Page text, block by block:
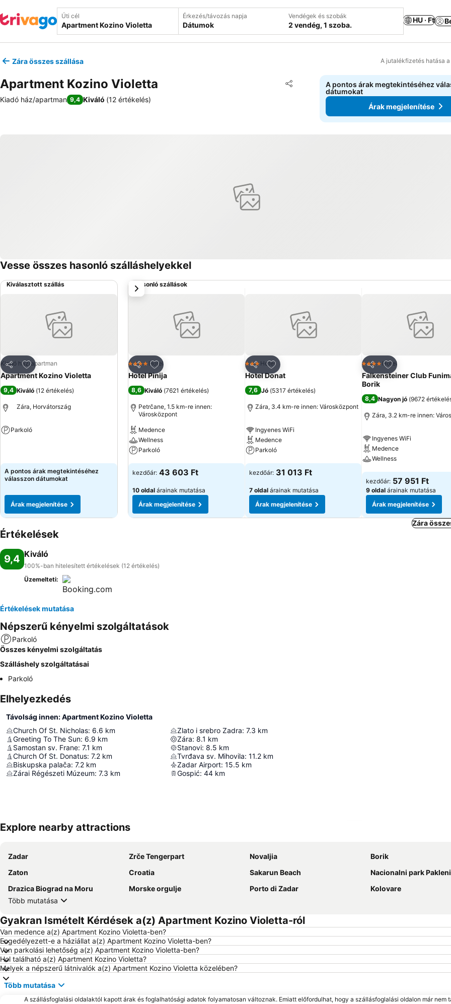
Úti cél Érkezés/távozás napja
Dátumok
Vendégek és szobák
2 vendég, 1 szoba.
HU · Ft
Zára összes szállása A jutalékfizetés hatása
Apartment Kozino Violetta Megosztás
Hozzáadás a kedvencekhez
Kiadó ház/apartman 9,4 Kiváló (12 értékelés)
A pontos árak megtekintéséhez
dátumokat
Árak megjelenítése
Vesse összes hasonló szálláshelyekkel
Kiválasztott szállás
Megosztás
Hozzáadás a kedvencekhez
Kiadó ház/apartman
Apartment Kozino Violetta
9,4 Kiváló (12 értékelés)
Zára, Horvátország
Parkoló
A pontos árak megtekintéséhez
válasszon dátumokat
Árak megjelenítése
Hasonló szállások
Megosztás
Hozzáadás a kedvencekhez
4 Kategória
Hotel
Hotel Pinija
8,6 Kiváló (7621 értékelés)
Petrčane, 1.5 km-re innen:
Városközpont
Medence
Wellness
Parkoló
Árak megjelenítése
kezdőár: 43 603 Ft
10 oldal árainak mutatása
Árak megjelenítése
Megosztás
Hozzáadás a kedvencekhez
3 Kategória
Hotel
Hotel Donat
7,6 Jó (5317 értékelés)
Zára, 3.4 km-re innen: Városközpont
Ingyenes WiFi
Medence
Parkoló
Árak megjelenítése
kezdőár: 31 013 Ft
7 oldal árainak mutatása
Árak megjelenítése
Megosztás
Hozzáadás a
4 Kategória
Hotel
Falkensteiner Club
Borik
8,4 Nagyon jó (9672
Zára, 3.2 km-re innen:
Ingyenes WiFi
Medence
Wellness
Árak megjelenítése
kezdőár: 57 951 Ft
9 oldal árainak mutatása
Árak megjelenítése
következő
Zára
Értékelések
9,4 Kiváló
100%-ban hitelesített értékelések (12 értékelés)
Üzemelteti:
Értékelések mutatása
Népszerű kényelmi szolgáltatások
Parkoló
Összes kényelmi szolgáltatás
Szálláshely szolgáltatásai
Parkoló
Elhelyezkedés
Távolság innen: Apartment Kozino Violetta
Church Of St. Nicholas: 6.6 km
Greeting To The Sun: 6.9 km
Samostan sv. Frane: 7.1 km
Church Of St. Donatus: 7.2 km
Biskupska palača: 7.2 km
Zárai Régészeti Múzeum: 7.3 km
Zlato i srebro Zadra: 7.3 km
Zára: 8.1 km
Stanovi: 8.5 km
Tvrđava sv. Mihovila: 11.2 km
Zadar Airport: 15.5 km
Gospić: 44 km
Explore nearby attractions
Zadar Zrče Tengerpart Novaljia
Borik
Zaton
Croatia Sakarun Beach
Nacionalni park
Drazica Biograd na Moru
Morske orgulje Porto di Zadar
Kolovare
Több mutatása
Gyakran Ismételt Kérdések a(z) Apartment Kozino Violetta-ról
Van medence a(z) Apartment Kozino Violetta-ben?
Engedélyezett-e a háziállat a(z) Apartment Kozino Violetta-ben?
Van parkolási lehetőség a(z) Apartment Kozino Violetta-ben?
Hol található a(z) Apartment Kozino Violetta?
Melyek a népszerű látnivalók a(z) Apartment Kozino Violetta közelében?
Több mutatása
A szállásfoglalási oldalaktól kapott árak és foglalhatósági adatok folyamatosan változnak. Emiatt előfordulhat, hogy a szállásfoglalási oldalon már nem